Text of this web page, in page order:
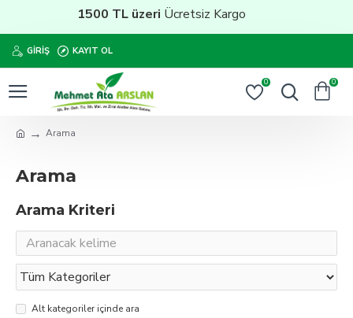
1500 TL üzeriÜcretsiz Kargo
GIRIŞ KAYIT OL
0 0
Arama
Arama
Arama Kriteri
Alt kategoriler içinde ara